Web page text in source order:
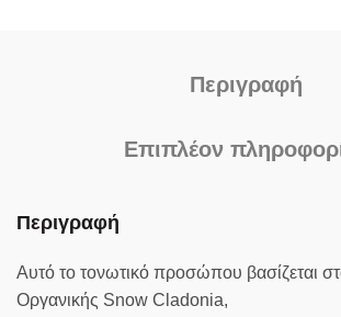
Περιγραφή
Επιπλέον
Περιγραφή
Αυτό το τονωτικό προσώπου βασίζεται
Οργανικής Snow Cladonia,